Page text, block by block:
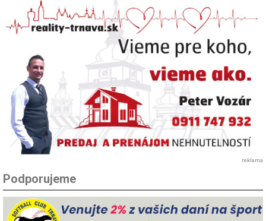
reklama
Podporujeme